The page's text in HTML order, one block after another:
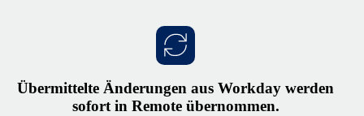
Übermittelte Änderungen aus Workday werden
sofort in Remote übernommen.